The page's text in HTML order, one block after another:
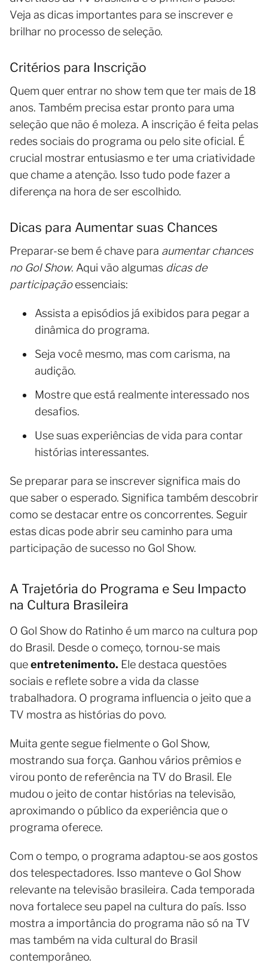
Veja as dicas importantes para se inscrever e
brilhar no processo de seleção.
Critérios para Inscrição
Quem quer entrar no show tem que ter mais de 18
anos. Também precisa estar pronto para uma
seleção que não é moleza. A inscrição é feita pelas
redes sociais do programa ou pelo site oficial. É
crucial mostrar entusiasmo e ter uma criatividade
que chame a atenção. Isso tudo pode fazer a
diferença na hora de ser escolhido.
Dicas para Aumentar suas Chances
Preparar-se bem é chave para aumentar chances
no Gol Show. Aqui vão algumas dicas de
participaçãoessenciais:
Assista a episódios já exibidos para pegar a
dinâmica do programa.
Seja você mesmo, mas com carisma, na
audição.
Mostre que está realmente interessado nos
desafios.
Use suas experiências de vida para contar
histórias interessantes.
Se preparar para se inscrever significa mais do
que saber o esperado. Significa também descobrir
como se destacar entre os concorrentes. Seguir
estas dicas pode abrir seu caminho para uma
participação de sucesso no Gol Show.
A Trajetória do Programa e Seu Impacto
na Cultura Brasileira
O Gol Show do Ratinho é um marco na cultura pop
do Brasil. Desde o começo, tornou-se mais
queentretenimento. Ele destaca questões
sociais e reflete sobre a vida da classe
trabalhadora. O programa influencia o jeito que a
TV mostra as histórias do povo.
Muita gente segue fielmente o Gol Show,
mostrando sua força. Ganhou vários prêmios e
virou ponto de referência na TV do Brasil. Ele
mudou o jeito de contar histórias na televisão,
aproximando o público da experiência que o
programa oferece.
Com o tempo, o programa adaptou-se aos gostos
dos telespectadores. Isso manteve o Gol Show
relevante na televisão brasileira. Cada temporada
nova fortalece seu papel na cultura do país. Isso
mostra a importância do programa não só na TV
mas também na vida cultural do Brasil
contemporâneo.